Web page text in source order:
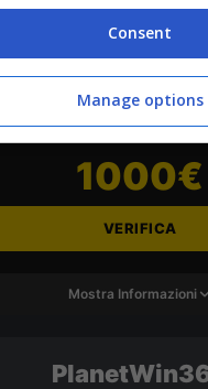
SNAI
Bonus Benvenuto Sport:
50% sul deposito fino
1000€
VERIFICA
Mostra Informazioni
Consent
Manage options